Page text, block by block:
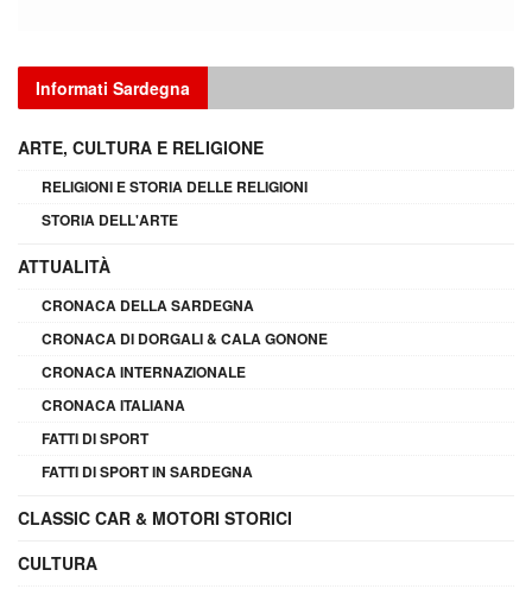
Informati Sardegna
ARTE, CULTURA E RELIGIONE
RELIGIONI E STORIA DELLE RELIGIONI
STORIA DELL'ARTE
ATTUALITÀ
CRONACA DELLA SARDEGNA
CRONACA DI DORGALI & CALA GONONE
CRONACA INTERNAZIONALE
CRONACA ITALIANA
FATTI DI SPORT
FATTI DI SPORT IN SARDEGNA
CLASSIC CAR & MOTORI STORICI
CULTURA